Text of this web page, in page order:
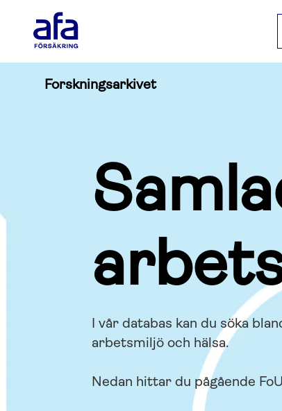
Forskningsarkivet
I vår databas kan du söka
arbetsmiljö och hälsa.
Nedan hittar du pågående